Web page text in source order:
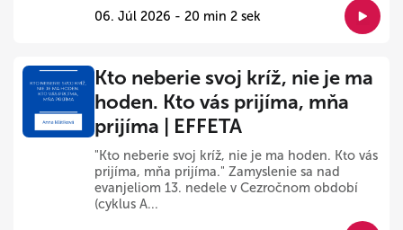
06. Júl 2026 - 20 min 2 sek
Kto neberie svoj kríž, nie je ma
hoden. Kto vás prijíma, mňa
prijíma | EFFETA
"Kto neberie svoj kríž, nie je ma hoden. Kto vás
prijíma, mňa prijíma." Zamyslenie sa nad
evanjeliom 13. nedele v Cezročnom období
(cyklus A...